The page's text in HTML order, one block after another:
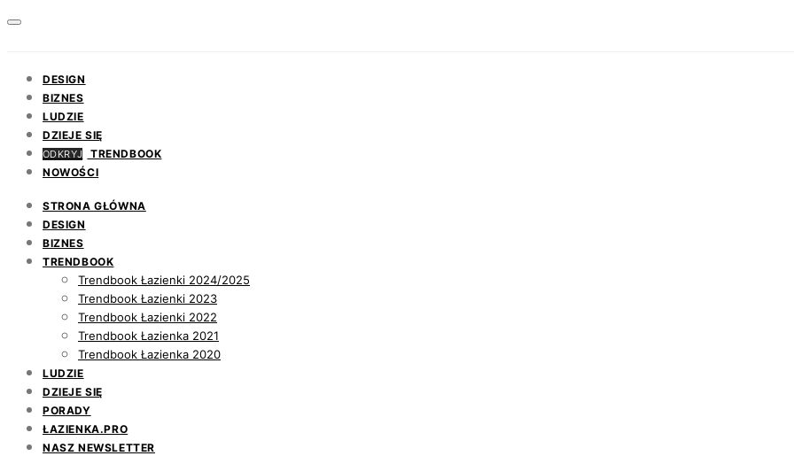
DESIGN
BIZNES
LUDZIE
DZIEJE SIĘ
ODKRYJ
TRENDBOOK
NOWOŚCI
STRONA GŁÓWNA
DESIGN
BIZNES
TRENDBOOK
Trendbook Łazienki 2024/2025
Trendbook Łazienki 2023
Trendbook Łazienki 2022
Trendbook Łazienka 2021
Trendbook Łazienka 2020
LUDZIE
DZIEJE SIĘ
PORADY
ŁAZIENKA.PRO
NASZ NEWSLETTER